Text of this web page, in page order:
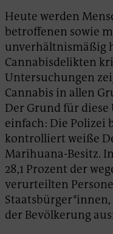
Heute werden
betroffenen sowie
unverhältnismäßig
Cannabisdelikten
Untersuchungen
Cannabis in allen
Der Grund für
einfach: Die Polizei
kontrolliert weiße
Marihuana-Besitz.
28,1 Prozent der
verurteilten
Staatsbürger*innen,
der Bevölkerung